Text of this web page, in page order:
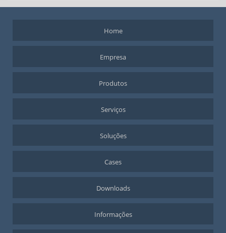
Home
Empresa
Produtos
Serviços
Soluções
Cases
Downloads
Informações